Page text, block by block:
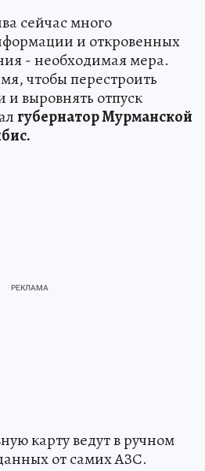
сейчас много
и откровенных
- необходимая мера.
чтобы перестроить
и выровнять отпуск
губернатор Мурманской
карту ведут в ручном
от самих АЗС.